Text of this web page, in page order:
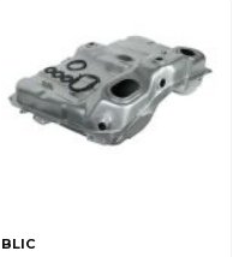
BLIC